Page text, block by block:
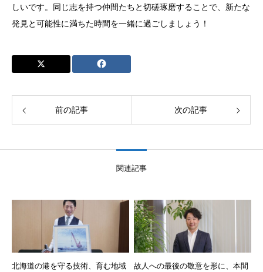
しいです。同じ志を持つ仲間たちと切磋琢磨することで、新たな
発見と可能性に満ちた時間を一緒に過ごしましょう！
前の記事 次の記事
関連記事
北海道の港を守る技術、育む地域
故人への最後の敬意を形に、本間